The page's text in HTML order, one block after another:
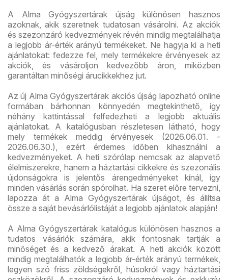
A Alma Gyógyszertárak újság különösen hasznos
azoknak, akik szeretnek tudatosan vásárolni. Az akciók
és szezonzáró kedvezmények révén mindig megtalálhatja
a legjobb ár-érték arányú termékeket. Ne hagyja ki a heti
ajánlatokat: fedezze fel, mely termékekre érvényesek az
akciók, és vásároljon kedvezőbb áron, miközben
garantáltan minőségi árucikkekhez jut.
Az új Alma Gyógyszertárak akciós újság lapozható online
formában bárhonnan könnyedén megtekinthető, így
néhány kattintással felfedezheti a legjobb aktuális
ajánlatokat. A katalógusban részletesen látható, hogy
mely termékek meddig érvényesek (2026.06.01. -
2026.06.30.), ezért érdemes időben kihasználni a
kedvezményeket. A heti szórólap nemcsak az alapvető
élelmiszerekre, hanem a háztartási cikkekre és szezonális
újdonságokra is jelentős árengedményeket kínál, így
minden vásárlás során spórolhat. Ha szeret előre tervezni,
lapozza át a Alma Gyógyszertárak újságot, és állítsa
össze a saját bevásárlólistáját a legjobb ajánlatok alapján!
A Alma Gyógyszertárak katalógus különösen hasznos a
tudatos vásárlók számára, akik fontosnak tartják a
minőséget és a kedvező árakat. A heti akciók között
mindig megtalálhatók a legjobb ár-érték arányú termékek,
legyen szó friss zöldségekről, húsokról vagy háztartási